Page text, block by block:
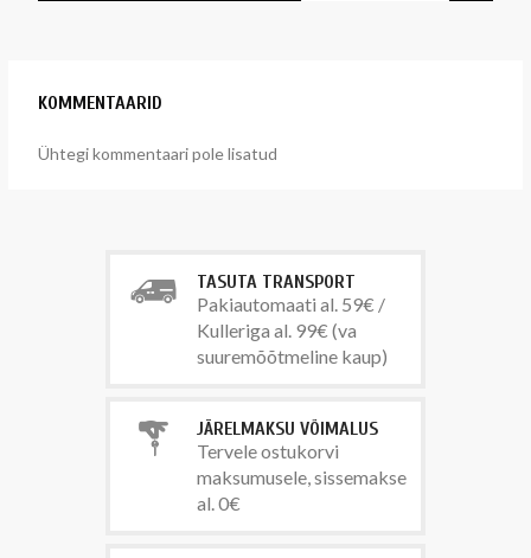
KOMMENTAARID
Ühtegi kommentaari pole lisatud
TASUTA TRANSPORT
Pakiautomaati al. 59€ /
Kulleriga al. 99€ (va
suuremõõtmeline kaup)
JÄRELMAKSU VÕIMALUS
Tervele ostukorvi
maksumusele, sissemakse
al. 0€